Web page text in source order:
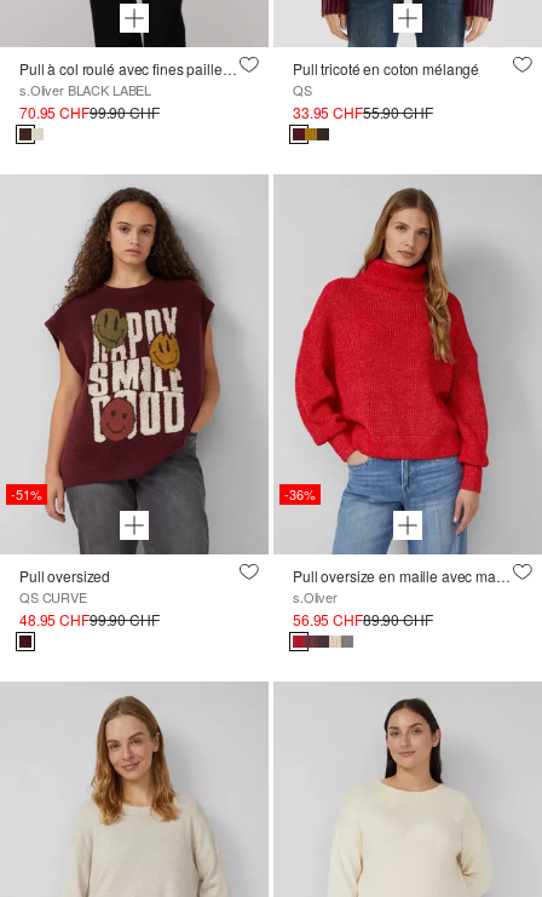
Pull à col roulé avec fines paillettes
s.Oliver BLACK LABEL
70.95 CHF99.90 CHF
Pull tricoté en coton mélangé
QS
33.95 CHF55.90 CHF
-51%
Pull oversized
QS CURVE
48.95 CHF99.90 CHF
-36%
Pull oversize en maille avec manches larges et col roulé
s.Oliver
56.95 CHF89.90 CHF